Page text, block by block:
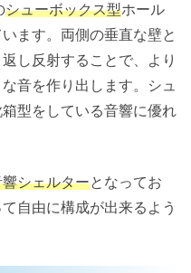
シューボックス型ホール
ます。両側の垂直な壁と
し反射することで、より
音を作り出します。シュ
型をしている音響に優れ
シェルターとなってお
自由に構成が出来るよう